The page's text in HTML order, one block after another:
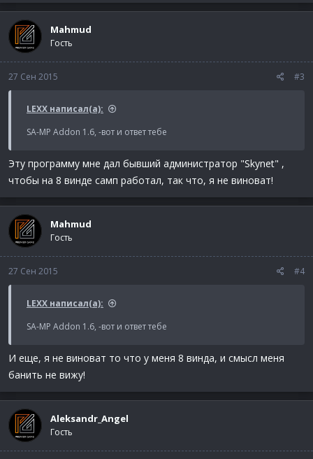
Mahmud
Гость
27 Сен 2015 #3
LEXX написал(а):
SA-MP Addon 1.6, -вот и ответ тебе
Эту программу мне дал бывший администратор "Skynet" ,
чтобы на 8 винде самп работал, так что, я не виноват!
Mahmud
Гость
27 Сен 2015 #4
LEXX написал(а):
SA-MP Addon 1.6, -вот и ответ тебе
И еще, я не виноват то что у меня 8 винда, и смысл меня
банить не вижу!
Aleksandr_Angel
Гость